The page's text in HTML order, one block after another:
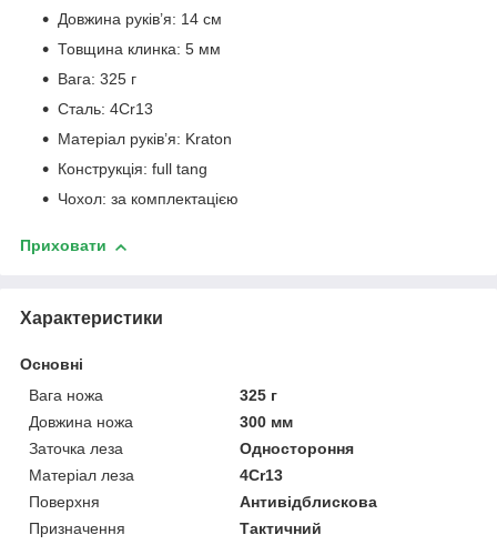
Довжина руків’я: 14 см
Товщина клинка: 5 мм
Вага: 325 г
Сталь: 4Cr13
Матеріал руків’я: Kraton
Конструкція: full tang
Чохол: за комплектацією
Приховати
Характеристики
Основні
Вага ножа
325 г
Довжина ножа
300 мм
Заточка леза
Одностороння
Матеріал леза
4Cr13
Поверхня
Антивідблискова
Призначення
Тактичний